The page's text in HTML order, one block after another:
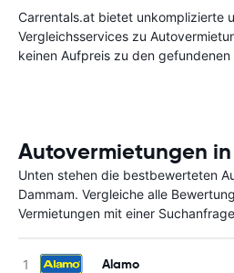
Carrentals.at bietet unkomplizierte
Vergleichsservices zu
keinen Aufpreis zu den gefundenen
Autovermietungen
Unten stehen die bestbewerteten
Dammam. Vergleiche alle
Vermietungen mit einer
Alamo